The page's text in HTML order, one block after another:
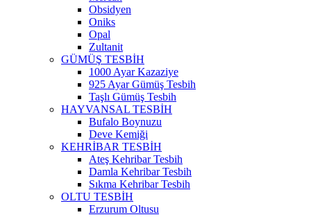
Obsidyen
Oniks
Opal
Zultanit
GÜMÜŞ TESBİH
1000 Ayar Kazaziye
925 Ayar Gümüş Tesbih
Taşlı Gümüş Tesbih
HAYVANSAL TESBİH
Bufalo Boynuzu
Deve Kemiği
KEHRİBAR TESBİH
Ateş Kehribar Tesbih
Damla Kehribar Tesbih
Sıkma Kehribar Tesbih
OLTU TESBİH
Erzurum Oltusu